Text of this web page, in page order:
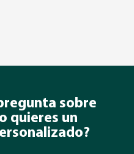
sobre
quieres un